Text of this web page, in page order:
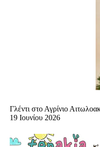
Γλέντι στο Αγρίνιο
19 Ιουνίου 2026